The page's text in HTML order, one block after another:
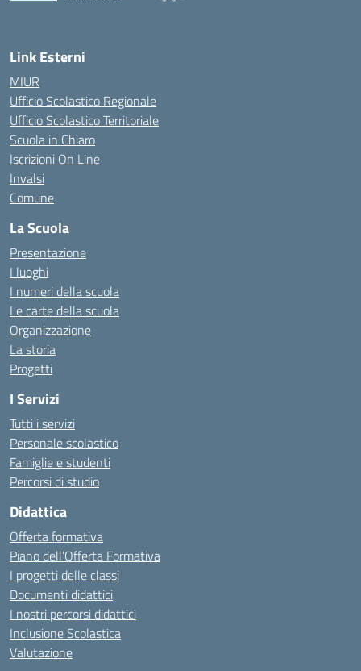
Link Esterni
MIUR
Ufficio Scolastico Regionale
Ufficio Scolastico Territoriale
Scuola in Chiaro
Iscrizioni On Line
Invalsi
Comune
La Scuola
Presentazione
I luoghi
I numeri della scuola
Le carte della scuola
Organizzazione
La storia
Progetti
I Servizi
Tutti i servizi
Personale scolastico
Famiglie e studenti
Percorsi di studio
Didattica
Offerta formativa
Piano dell’Offerta Formativa
I progetti delle classi
Documenti didattici
I nostri percorsi didattici
Inclusione Scolastica
Valutazione